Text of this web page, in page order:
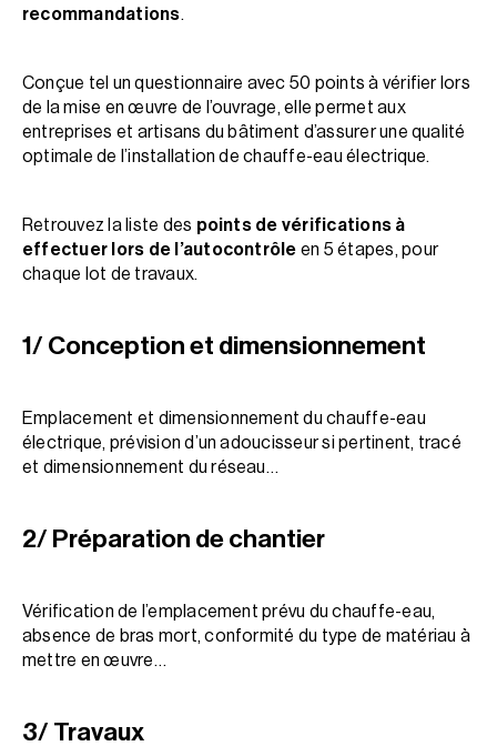
recommandations.
Conçue tel un questionnaire avec 50 points à vérifier lors
de la mise en œuvre de l’ouvrage, elle permet aux
entreprises et artisans du bâtiment d’assurer une qualité
optimale de l’installation de chauffe-eau électrique.
Retrouvez la liste des points de vérifications à
effectuer lors de l’autocontrôle en 5 étapes, pour
chaque lot de travaux.
1/ Conception et dimensionnement
Emplacement et dimensionnement du chauffe-eau
électrique, prévision d’un adoucisseur si pertinent, tracé
et dimensionnement du réseau…
2/ Préparation de chantier
Vérification de l’emplacement prévu du chauffe-eau,
absence de bras mort, conformité du type de matériau à
mettre en œuvre…
3/ Travaux